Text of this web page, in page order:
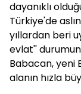
dayanıklı
Türkiye'de
yıllardan beri
evlat''
Babacan, yeni
alanın hızla